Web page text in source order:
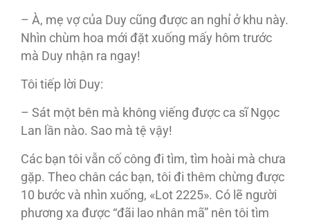
– À, mẹ vợ của Duy cũng được an nghỉ ở khu này.
Nhìn chùm hoa mới đặt xuống mấy hôm trước
mà Duy nhận ra ngay!
Tôi tiếp lời Duy:
– Sát một bên mà không viếng được ca sĩ Ngọc
Lan lần nào. Sao mà tệ vậy!
Các bạn tôi vẫn cố công đi tìm, tìm hoài mà chưa
gặp. Theo chân các bạn, tôi đi thêm chừng được
10 bước và nhìn xuống, «Lot 2225». Có lẽ người
phương xa được “đãi lao nhân mã” nên tôi tìm